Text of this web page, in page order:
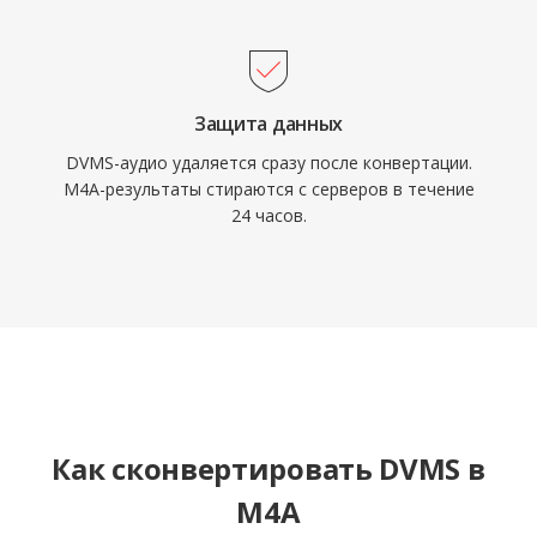
Защита данных
DVMS-аудио удаляется сразу после конвертации.
M4A-результаты стираются с серверов в течение
24 часов.
Как сконвертировать DVMS в
M4A